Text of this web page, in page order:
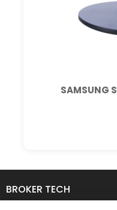
SAMSUNG
BROKER TECH